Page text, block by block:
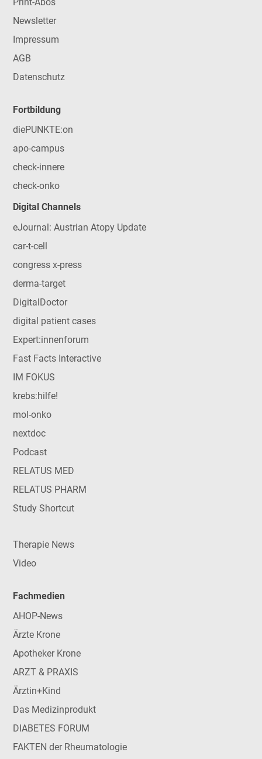
Newsletter
Impressum
AGB
Datenschutz
Fortbildung
diePUNKTE:on
apo-campus
check-innere
check-onko
Digital Channels
eJournal: Austrian Atopy Update
car-t-cell
congress x-press
derma-target
DigitalDoctor
digital patient cases
Expert:innenforum
Fast Facts Interactive
IM FOKUS
krebs:hilfe!
mol-onko
nextdoc
Podcast
RELATUS MED
RELATUS PHARM
Study Shortcut
Therapie News
Video
Fachmedien
AHOP-News
Ärzte Krone
Apotheker Krone
ARZT & PRAXIS
Ärztin+Kind
Das Medizinprodukt
DIABETES FORUM
FAKTEN der Rheumatologie